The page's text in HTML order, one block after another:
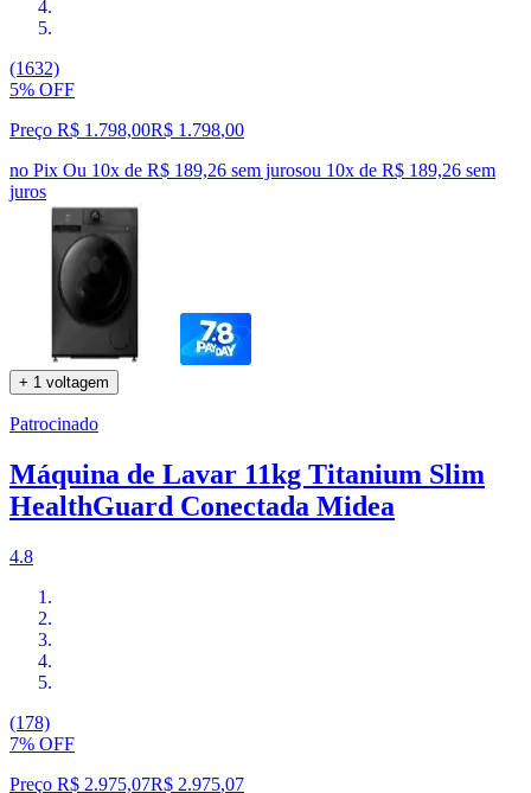
(1632)
5% OFF
Preço R$ 1.798,00R$ 1.798,00
no Pix Ou 10x de R$ 189,26 sem jurosou 10x de R$ 189,26 sem
juros
+ 1 voltagem
Patrocinado
Máquina de Lavar 11kg Titanium Slim
HealthGuard Conectada Midea
4.8
(178)
7% OFF
Preço R$ 2.975,07R$ 2.975,07